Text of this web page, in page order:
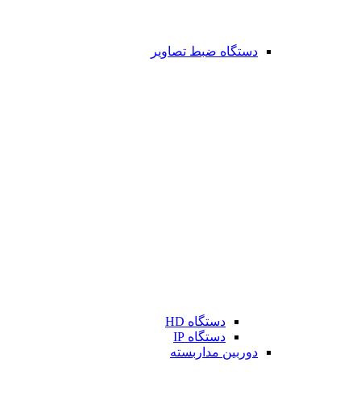
دستگاه ضبط تصاویر
دستگاه HD
دستگاه IP
دوربین مداربسته